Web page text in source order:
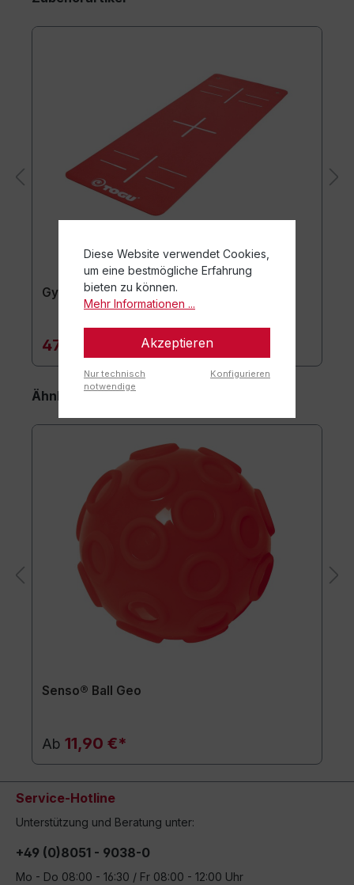
Gymnastikmatte TOGU JumpYone
47,90 €*
Ähnliche Artikel
Senso® Ball Geo
Ab 11,90 €*
Service-Hotline
Unterstützung und Beratung unter:
+49 (0)8051 - 9038-0
Mo - Do 08:00 - 16:30 / Fr 08:00 - 12:00 Uhr
Diese Website verwendet Cookies,
um eine bestmögliche Erfahrung
bieten zu können.
Mehr Informationen ...
Akzeptieren
Nur technisch
notwendige
Konfigurieren